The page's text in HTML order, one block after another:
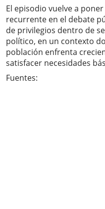
El episodio vuelve a
recurrente en el debate
de privilegios dentro de
político, en un contexto
población enfrenta
satisfacer necesidades
Fuentes: